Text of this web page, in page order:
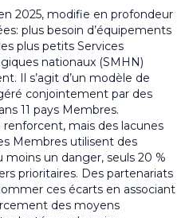
2025, modifie en profondeur
plus besoin d’équipements
plus petits Services
nationaux (SMHN)
Il s’agit d’un modèle de
conjointement par des
11 pays Membres.
renforcent, mais des lacunes
Membres utilisent des
moins un danger, seuls 20 %
prioritaires. Des partenariats
ces écarts en associant
des moyens